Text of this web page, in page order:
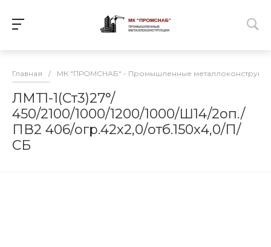
Главная / МК "ПРОМСНАБ" - Промышленные
ЛМТ1-1(Ст3)27°/
450/2100/1000/1200/1000/Ш14/2оп./
ПВ2 406/огр.42х2,0/отб.150х4,0/П/
СБ